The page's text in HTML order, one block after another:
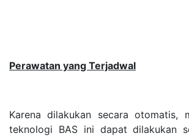
Perawatan yang Terjadwal
Karena dilakukan secara otomatis,
teknologi BAS ini dapat dilakukan